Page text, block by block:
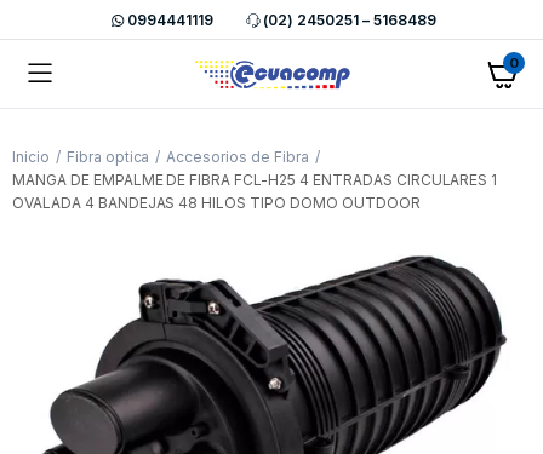
0994441119 (02) 2450251 – 5168489
0
Inicio Fibra optica
Accesorios de Fibra
MANGA DE EMPALME DE FIBRA FCL-H25 4 ENTRADAS CIRCULARES 1
OVALADA 4 BANDEJAS 48 HILOS TIPO DOMO OUTDOOR